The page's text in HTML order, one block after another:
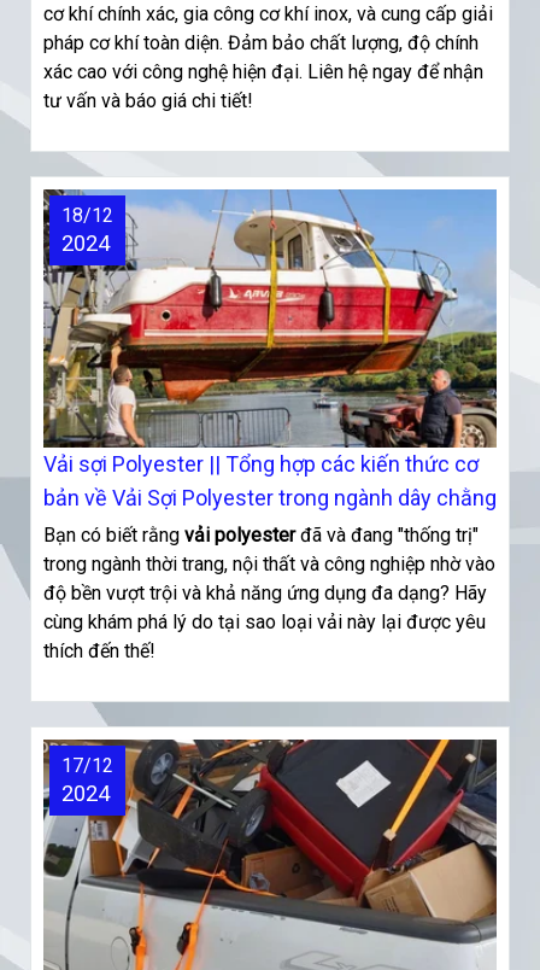
cơ khí chính xác, gia công cơ khí inox, và cung cấp giải
pháp cơ khí toàn diện. Đảm bảo chất lượng, độ chính
xác cao với công nghệ hiện đại. Liên hệ ngay để nhận
tư vấn và báo giá chi tiết!
Vải sợi Polyester || Tổng hợp các kiến thức cơ
bản về Vải Sợi Polyester trong ngành dây chằng
18/12
2024
Bạn có biết rằng vải polyesterđã và đang "thống trị"
trong ngành thời trang, nội thất và công nghiệp nhờ vào
độ bền vượt trội và khả năng ứng dụng đa dạng? Hãy
cùng khám phá lý do tại sao loại vải này lại được yêu
thích đến thế!
17/12
2024